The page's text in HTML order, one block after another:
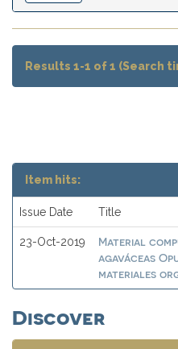
Results 1-1 of 1 (Search
Item hits:
Issue Date Title
23-Oct-2019
Material
agaváceas
materiales
Discover